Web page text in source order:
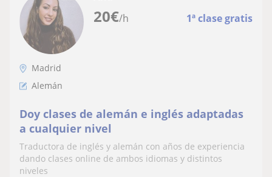
20€/h 1ª clase gratis
Madrid
Alemán
Doy clases de alemán e inglés adaptadas
a cualquier nivel
Traductora de inglés y alemán con años de experiencia
dando clases online de ambos idiomas y distintos
niveles